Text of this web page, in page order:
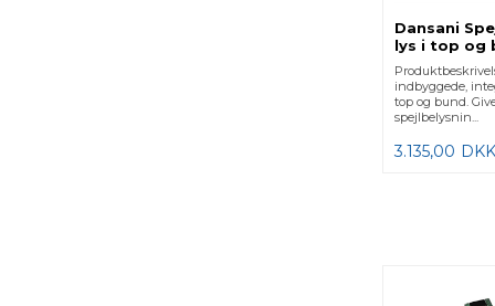
Dansani
lys i top og
cm
indbyggede,
top og bund.
spejlbelysnin...
3.135,00